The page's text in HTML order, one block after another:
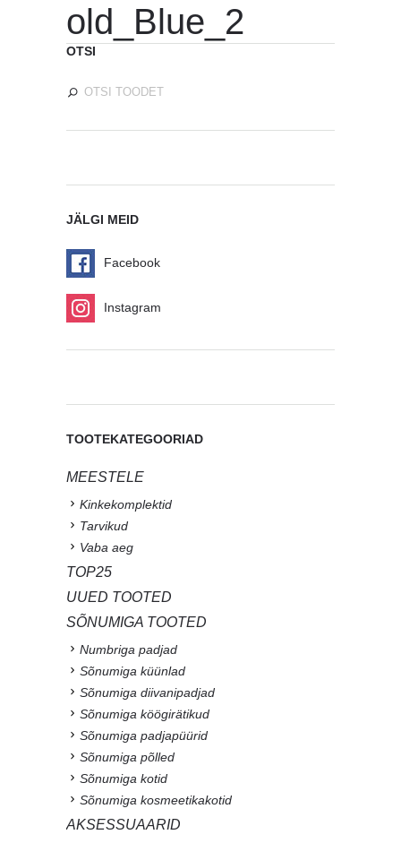
old_Blue_2
OTSI
JÄLGI MEID
Facebook
Instagram
TOOTEKATEGOORIAD
MEESTELE
Kinkekomplektid
Tarvikud
Vaba aeg
TOP25
UUED TOOTED
SÕNUMIGA TOOTED
Numbriga padjad
Sõnumiga küünlad
Sõnumiga diivanipadjad
Sõnumiga köögirätikud
Sõnumiga padjapüürid
Sõnumiga põlled
Sõnumiga kotid
Sõnumiga kosmeetikakotid
AKSESSUAARID